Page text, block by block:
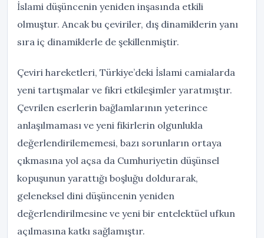
İslami düşüncenin yeniden inşasında etkili
olmuştur. Ancak bu çeviriler, dış dinamiklerin yanı
sıra iç dinamiklerle de şekillenmiştir.
Çeviri hareketleri, Türkiye’deki İslami camialarda
yeni tartışmalar ve fikri etkileşimler yaratmıştır.
Çevrilen eserlerin bağlamlarının yeterince
anlaşılmaması ve yeni fikirlerin olgunlukla
değerlendirilememesi, bazı sorunların ortaya
çıkmasına yol açsa da Cumhuriyetin düşünsel
kopuşunun yarattığı boşluğu doldurarak,
geleneksel dini düşüncenin yeniden
değerlendirilmesine ve yeni bir entelektüel ufkun
açılmasına katkı sağlamıştır.